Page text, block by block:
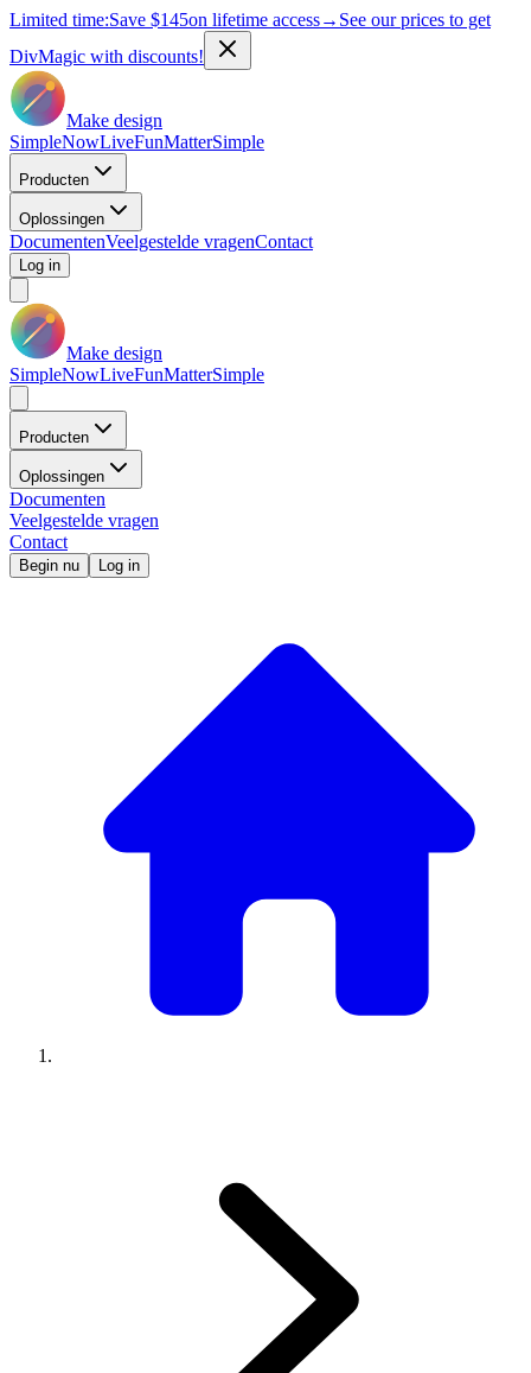
Limited time:Save $145on lifetime access→ See our prices to get
DivMagic with discounts!
Make design
SimpleNowLiveFunMatterSimple
Producten
Oplossingen
DocumentenVeelgestelde vragenContact
Log in
Make design
SimpleNowLiveFunMatterSimple
Producten
Oplossingen
Documenten
Veelgestelde vragen
Contact
Begin nu Log in